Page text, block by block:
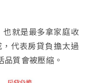
就是最多拿家庭收
代表房貸負擔太過
質會被壓縮。